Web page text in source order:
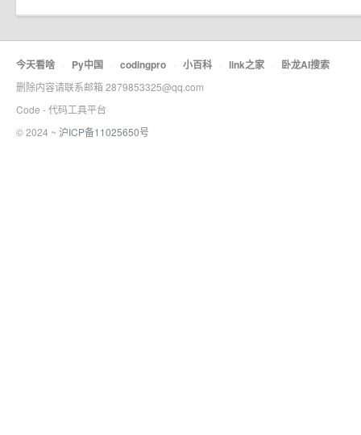
今天看啥 · Py中国 · codingpro · 小百科 · link之家 · 卧龙AI搜索
删除内容请联系邮箱 2879853325@qq.com
Code - 代码工具平台
© 2024 ~ 沪ICP备11025650号